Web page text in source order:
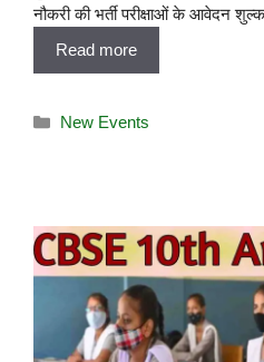
नौकरी की भर्ती परीक्षाओं के आवेदन
Read more
New Events